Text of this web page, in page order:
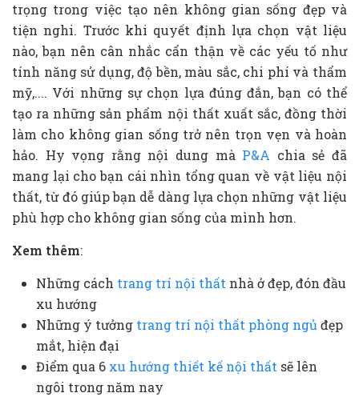
trọng trong việc tạo nên không gian sống đẹp và
tiện nghi. Trước khi quyết định lựa chọn vật liệu
nào, bạn nên cân nhắc cẩn thận về các yếu tố như
tính năng sử dụng, độ bền, màu sắc, chi phí và thẩm
mỹ,.... Với những sự chọn lựa đúng đắn, bạn có thể
tạo ra những sản phẩm nội thất xuất sắc, đồng thời
làm cho không gian sống trở nên trọn vẹn và hoàn
hảo. Hy vọng rằng nội dung mà P&A chia sẻ đã
mang lại cho bạn cái nhìn tổng quan về vật liệu nội
thất, từ đó giúp bạn dễ dàng lựa chọn những vật liệu
phù hợp cho không gian sống của mình hơn.
Xem thêm:
Những cách trang trí nội thất nhà ở đẹp, đón đầu
xu hướng
Những ý tưởng trang trí nội thất phòng ngủ đẹp
mắt, hiện đại
Điểm qua 6 xu hướng thiết kế nội thất sẽ lên
ngôi trong năm nay